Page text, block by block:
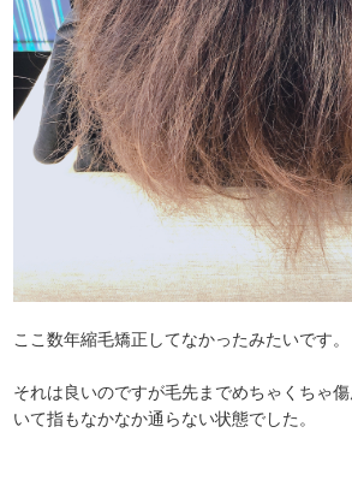
ここ数年縮毛矯正してなかったみたいです。
それは良いのですが毛先までめちゃくちゃ
いて指もなかなか通らない状態でした。